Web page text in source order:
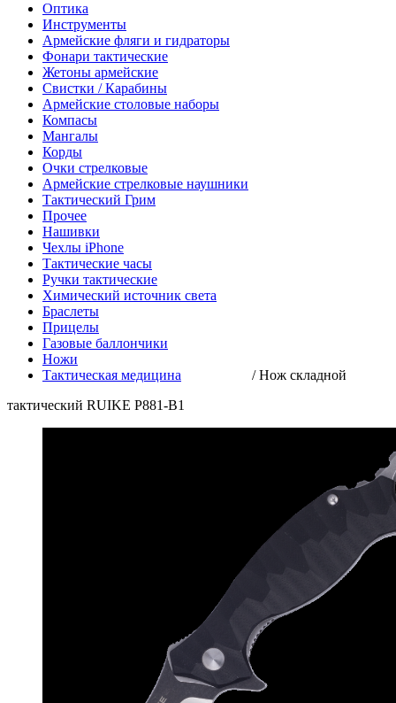
Оптика
Инструменты
Армейские фляги и гидраторы
Фонари тактические
Жетоны армейские
Свистки / Карабины
Армейские столовые наборы
Компасы
Мангалы
Корды
Очки стрелковые
Армейские стрелковые наушники
Тактический Грим
Прочее
Нашивки
Чехлы iPhone
Тактические часы
Ручки тактические
Химический источник света
Браслеты
Прицелы
Газовые баллончики
Ножи
Тактическая медицина
/Нож складной
тактический RUIKE P881-B1